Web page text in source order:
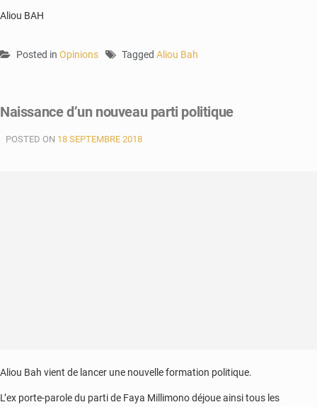
Aliou BAH
Posted in Opinions Tagged Aliou Bah
Naissance d’un nouveau parti politique
POSTED ON 18 SEPTEMBRE 2018
Aliou Bah vient de lancer une nouvelle formation politique.
L’ex porte-parole du parti de Faya Millimono déjoue ainsi tous les